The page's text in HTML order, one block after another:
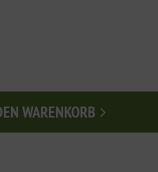
WARENKORB
den Warenkorb